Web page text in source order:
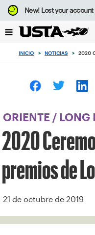
Enfoque
desde
botón
volver
principio
New!Lost your
INICIO > NOTICIAS > 2020
ORIENTE / LONG
2020
premios de
21 de octubre de 2019